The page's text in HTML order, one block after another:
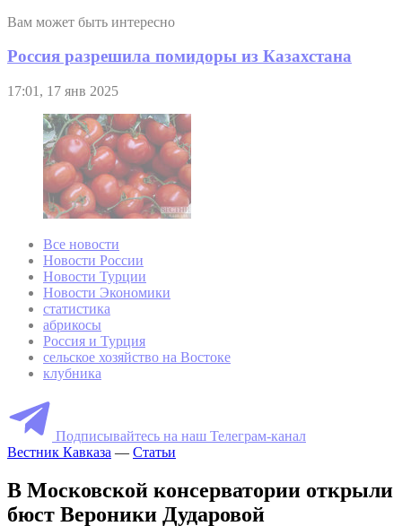
Вам может быть интересно
Россия разрешила помидоры из Казахстана
17:01, 17 янв 2025
Все новости
Новости России
Новости Турции
Новости Экономики
статистика
абрикосы
Россия и Турция
сельское хозяйство на Востоке
клубника
Подписывайтесь на наш Телеграм-канал
Вестник Кавказа — Статьи
В Московской консерватории открыли
бюст Вероники Дударовой